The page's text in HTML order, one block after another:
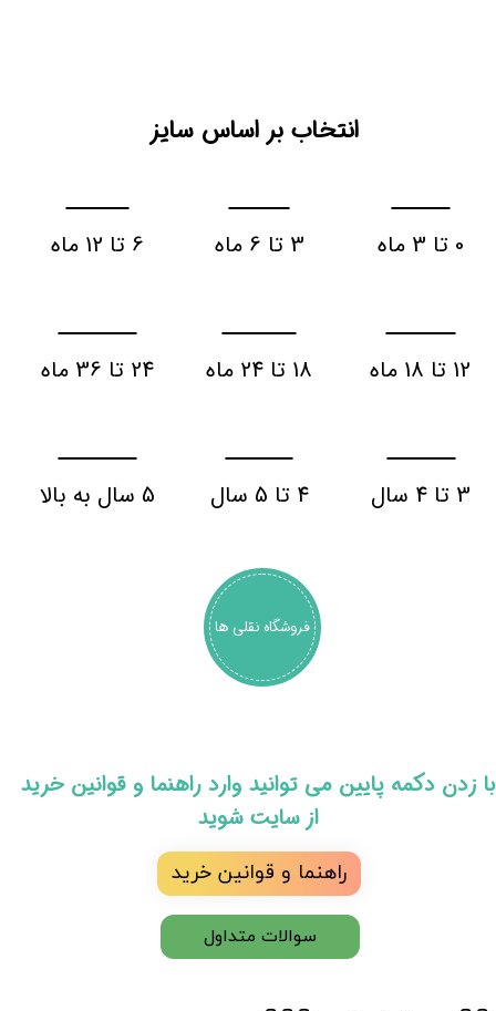
0 تا 3 ماه 3 تا 6 ماه 6 تا 12 ماه
12 تا 18 ماه 18 تا 24 ماه 24 تا 36 ماه
3 تا 4 سال 4 تا 5 سال 5 سال به بالا
انتخاب بر اساس سایز
فروشگاه نقلی ها
​​با زدن دکمه پایین می توانید وارد راهنما و قوانین خرید
از سایت شوید
راهنما و قوانین خرید
سوالات متداول